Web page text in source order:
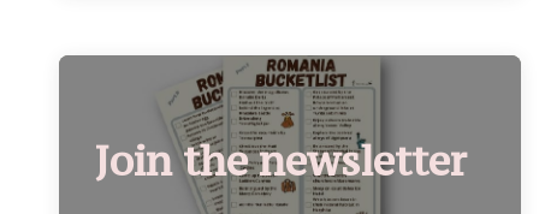
Join the newsletter